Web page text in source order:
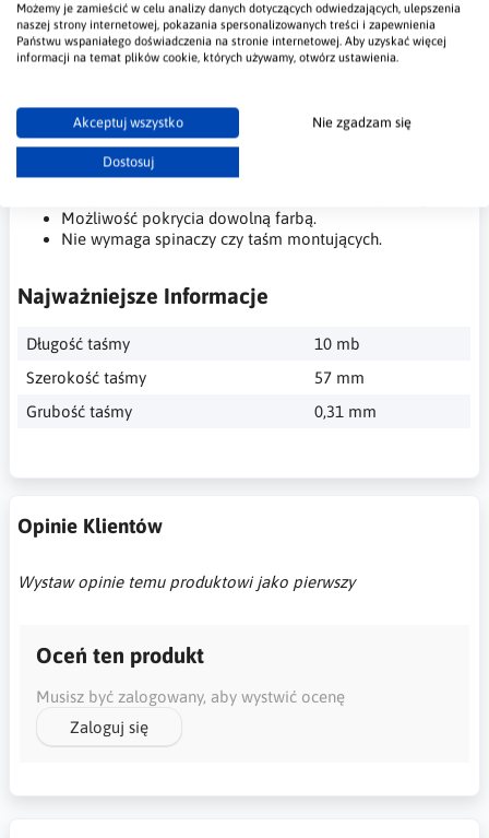
Możemy je zamieścić w celu analizy danych dotyczących odwiedzających, ulepszenia
naszej strony internetowej, pokazania spersonalizowanych treści i zapewnienia
Państwu wspaniałego doświadczenia na stronie internetowej. Aby uzyskać więcej
informacji na temat plików cookie, których używamy, otwórz ustawienia.
Akceptuj wszystko Nie zgadzam się
Dostosuj
sufity i ściany.
Taśma jest niezwykle trwała i nie pęka.
Skutecznie maskuje pęknięcia płyt.
Zapewnia proste linie narożników wewnętrznych.
Idealna do zastosowań, gdzie może występować wilgoć.
Wiele razy mocniejsza niż standardowa taśma
papierowa.
Możliwość pokrycia dowolną farbą.
Nie wymaga spinaczy czy taśm montujących.
Najważniejsze Informacje
Długość taśmy
10 mb
Szerokość taśmy
57 mm
Grubość taśmy
0,31 mm
Opinie Klientów
Wystaw opinie temu produktowi jako pierwszy
Oceń ten produkt
Musisz być zalogowany, aby wystwić ocenę
Zaloguj się